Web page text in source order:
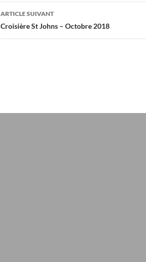
articles
ARTICLE SUIVANT
Croisière St Johns – Octobre 2018